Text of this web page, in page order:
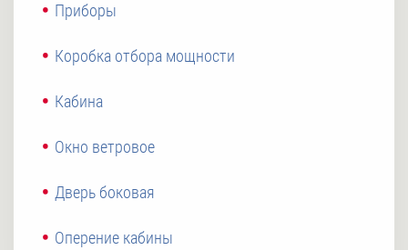
Приборы
Коробка отбора мощности
Кабина
Окно ветровое
Дверь боковая
Оперение кабины